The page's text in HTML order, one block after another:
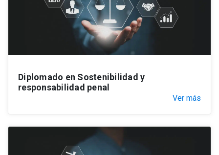
Diplomado en Sostenibilidad y
responsabilidad penal
Ver más